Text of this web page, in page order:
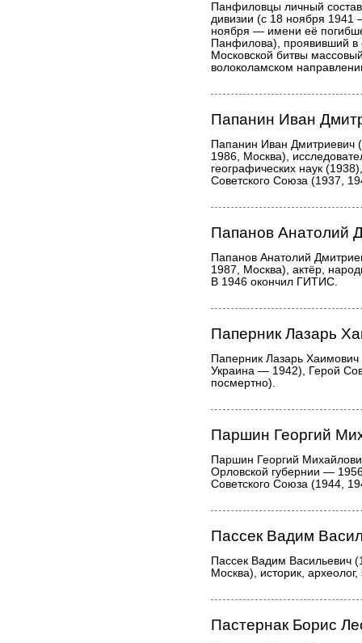
Панфиловцы личный
дивизии (с 18 ноября 1941
ноября — имени её
Панфилова), проявивший
Московской битвы
волоколамском
Папанин Иван
Папанин Иван Дмитриевич
1986, Москва),
географических наук
Советского Союза (1937,
Папанов Анатолий
Папанов Анатолий
1987, Москва), актёр,
В 1946 окончил ГИТИС.
Паперник Лазарь
Паперник Лазарь Хаимович
Украина — 1942), Герой
посмертно).
Паршин Георгий
Паршин Георгий
Орловской губернии —
Советского Союза (1944,
Пассек Вадим
Пассек Вадим Васильевич
Москва), историк,
Пастернак Борис